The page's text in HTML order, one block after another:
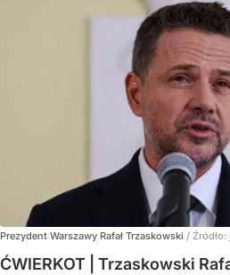
Prezydent Warszawy Rafał Trzaskowski / Źródło:
ĆWIERKOT | Trzaskowski